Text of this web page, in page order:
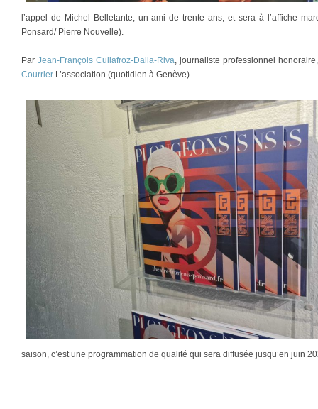
l’appel de Michel Belletante, un ami de trente ans, et sera à l’affiche
Ponsard/ Pierre Nouvelle).
Par Jean-François Cullafroz-Dalla-Riva , journaliste professionnel
Courrier L’association (quotidien à Genève).
saison, c’est une programmation de qualité qui sera diffusée jusqu’en juin